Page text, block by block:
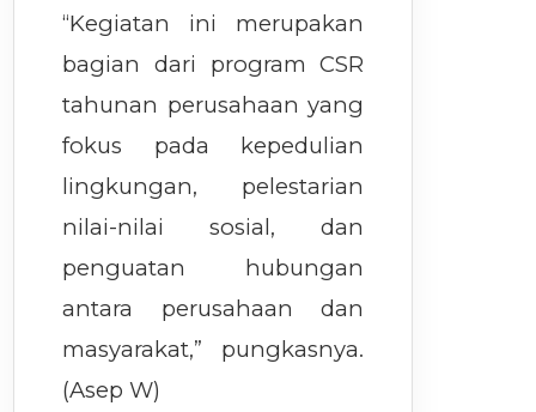
“Kegiatan ini merupakan
bagian dari program CSR
tahunan perusahaan yang
fokus pada kepedulian
lingkungan, pelestarian
nilai-nilai sosial, dan
penguatan hubungan
antara perusahaan dan
masyarakat,” pungkasnya.
(Asep W)